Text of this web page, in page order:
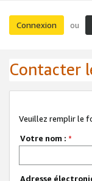
Connexion ou
Contacter
Veuillez remplir le
Votre nom : *
Adresse